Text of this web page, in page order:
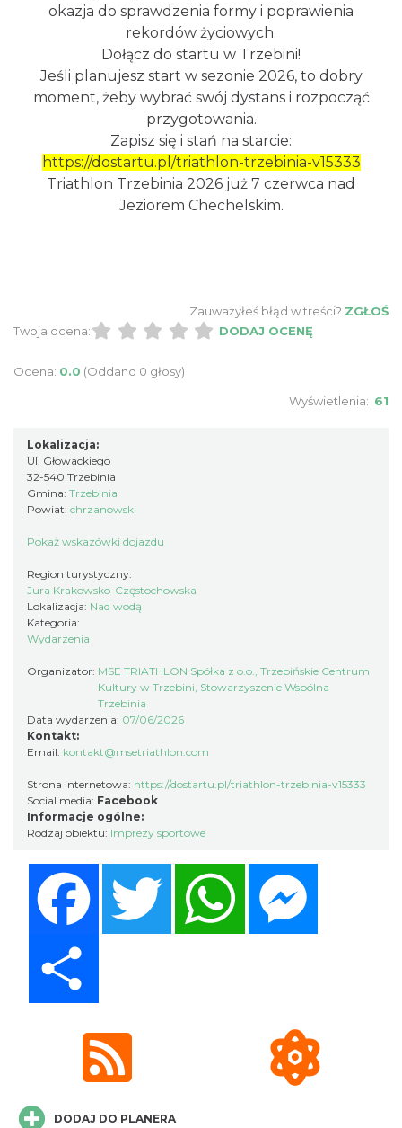
okazja do sprawdzenia formy i poprawienia
rekordów życiowych.
Dołącz do startu w Trzebini!
Jeśli planujesz start w sezonie 2026, to dobry
moment, żeby wybrać swój dystans i rozpocząć
przygotowania.
Zapisz się i stań na starcie:
https://dostartu.pl/triathlon-trzebinia-v15333
Triathlon Trzebinia 2026 już 7 czerwca nad
Jeziorem Chechelskim.
Zauważyłeś błąd w treści? ZGŁOŚ
Twoja ocena:
DODAJ OCENĘ
Ocena: 0.0 (Oddano 0 głosy)
Wyświetlenia: 61
Lokalizacja:
Ul. Głowackiego
32-540 Trzebinia
Gmina: Trzebinia
Powiat: chrzanowski
Pokaż wskazówki dojazdu
Region turystyczny:
Jura Krakowsko-Częstochowska
Lokalizacja: Nad wodą
Kategoria:
Wydarzenia
Organizator: MSE TRIATHLON Spółka z o.o., Trzebińskie Centrum
Kultury w Trzebini, Stowarzyszenie Wspólna
Trzebinia
Data wydarzenia: 07/06/2026
Kontakt:
Email: kontakt@msetriathlon.com
Strona internetowa: https://dostartu.pl/triathlon-trzebinia-v15333
Social media: Facebook
Informacje ogólne:
Rodzaj obiektu: Imprezy sportowe
Twitter WhatsApp
DODAJ DO PLANERA